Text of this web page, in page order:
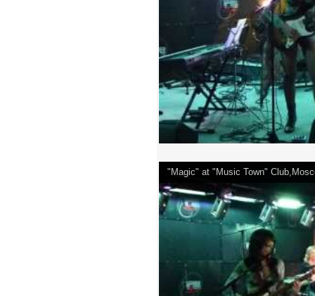
"Magic" at "Music Town"